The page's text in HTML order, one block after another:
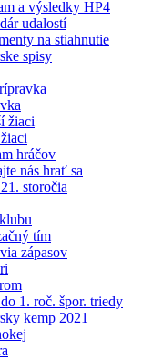
a výsledky HP4
udalostí
na stiahnutie
spisy
žiaci
hráčov
nás hrať sa
storočia
tím
zápasov
1. roč. špor. triedy
kemp 2021